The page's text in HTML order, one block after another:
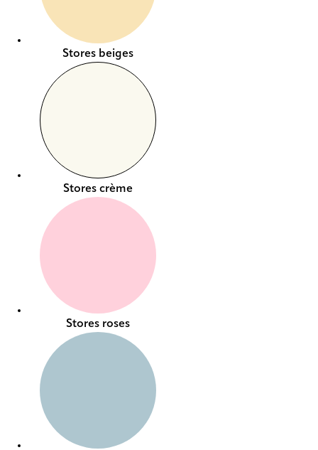
Stores beiges
Stores crème
Stores roses